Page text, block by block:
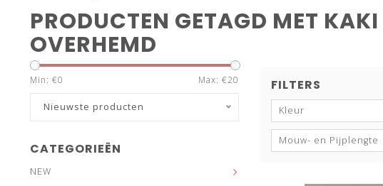
PRODUCTEN GETAGD MET KAKI
OVERHEMD
Min: €0 Max: €20
Nieuwste producten
CATEGORIEËN
NEW
FILTERS
Kleur
Mouw- en Pijplengte